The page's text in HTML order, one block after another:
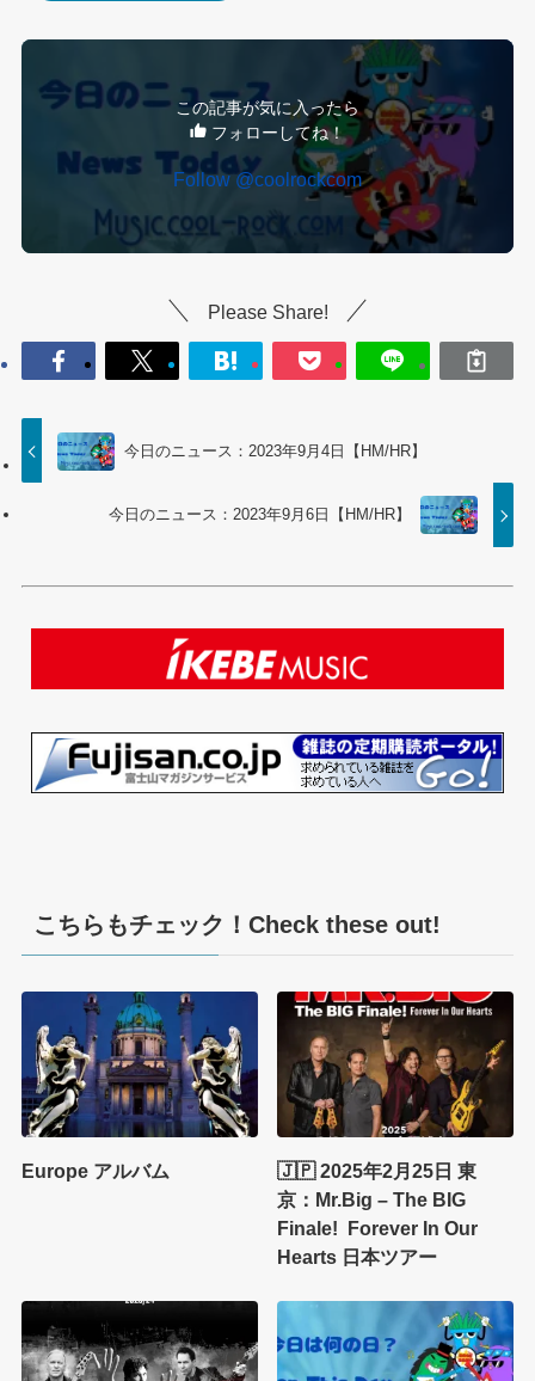
この記事が気に入ったら
フォローしてね！
Follow @coolrockcom
Please Share!
今日のニュース：2023年9月4日【HM/HR】
今日のニュース：2023年9月6日【HM/HR】
こちらもチェック！Check these out!
Europe アルバム
🇯🇵 2025年2月25日 東
京：Mr.Big – The BIG
Finale! Forever In Our
Hearts 日本ツアー